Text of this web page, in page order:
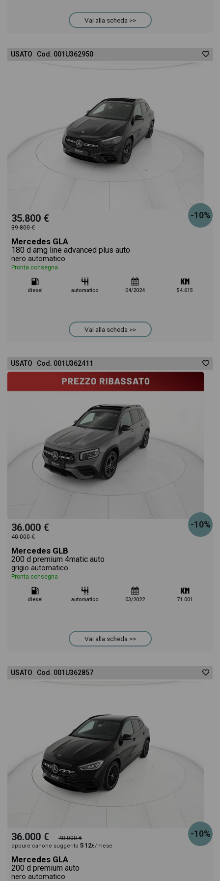
meglio l'eventuale decisione di provare il veicolo o
per l'acquisto del veicolo.
Vai alla scheda >>
USATO Cod. 001U362950
-10%
35.800 €
39.800 €
Mercedes GLA
180 d amg line advanced plus auto
nero automatico
Pronta consegna
diesel automatico 04/2024 54.615
Vai alla scheda >>
USATO Cod. 001U362411
-10%
36.000 €
40.000 €
Mercedes GLB
200 d premium 4matic auto
grigio automatico
Pronta consegna
diesel automatico 03/2022 71.001
Vai alla scheda >>
USATO Cod. 001U362857
-10%
36.000 € 40.000 €
oppure canone suggerito 512€/mese
Mercedes GLA
200 d premium auto
nero automatico